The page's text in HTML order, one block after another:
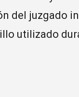
del juzgado
utilizado